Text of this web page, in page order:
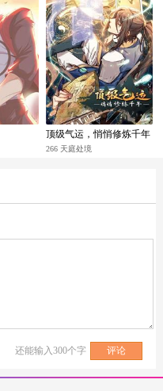
顶级气运，悄悄修炼千年
266 天庭处境
还能输入300个字